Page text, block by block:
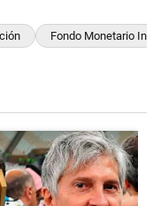
Fondo Monetario
Rosada busca
artículo de tendencia con